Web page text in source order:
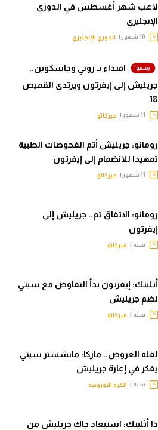
لاعب شهر أغسطس في الدوري
الإنجليزي
الدوري الإنجليزي
اقتداء بـ روني وجاسكوين..
جريليش إلى إيفرتون ويرتدي القميص
18
ميركاتو
رومانو: جريليش أتم الفحوصات الطبية
تمهيدا للانضمام إلى إيفرتون
ميركاتو
رومانو: الاتفاق تم.. جريليش إلى
إيفرتون
سنه | ميركاتو
أثليتك: إيفرتون بدأ التفاوض مع سيتي
لضم جريليش
سنه | ميركاتو
لقلة العروض.. ماركا: مانشستر سيتي
يفكر في إعارة جريليش
سنه | الكرة الأوروبية
ذا أثليتك: استبعاد جاك جريليش من